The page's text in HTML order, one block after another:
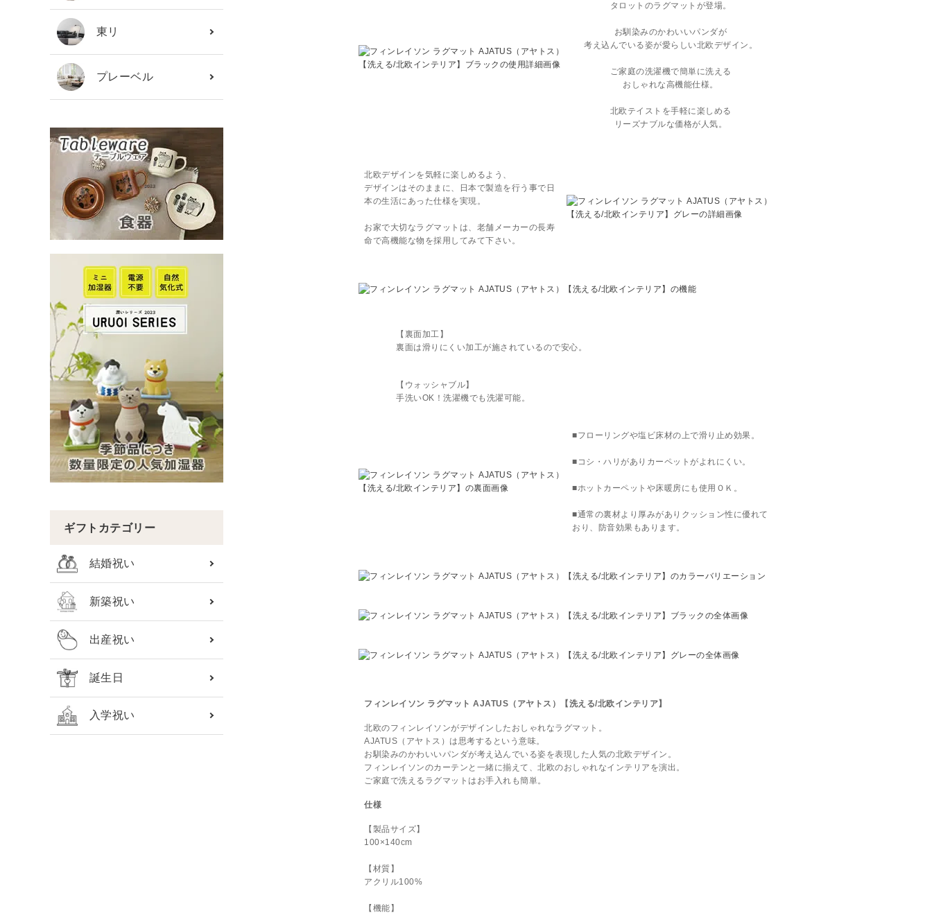
東リ
プレーベル
ギフトカテゴリー
結婚祝い
新築祝い
出産祝い
誕生日
入学祝い
タロットのラグマットが登場。
お馴染みのかわいいパンダが
考え込んでいる姿が愛らしい北欧デザイン。
ご家庭の洗濯機で簡単に洗える
おしゃれな高機能仕様。
北欧テイストを手軽に楽しめる
リーズナブルな価格が人気。
北欧デザインを気軽に楽しめるよう、
デザインはそのままに、日本で製造を行う事で日
本の生活にあった仕様を実現。
お家で大切なラグマットは、老舗メーカーの長寿
命で高機能な物を採用してみて下さい。
【裏面加工】
裏面は滑りにくい加工が施されているので安心。
【ウォッシャブル】
手洗いOK！洗濯機でも洗濯可能。
■フローリングや塩ビ床材の上で滑り止め効果。
■コシ・ハリがありカーペットがよれにくい。
■ホットカーペットや床暖房にも使用ＯＫ。
■通常の裏材より厚みがありクッション性に優れて
おり、防音効果もあります。
フィンレイソン ラグマット AJATUS（アヤトス）【洗える/北欧インテリア】
北欧のフィンレイソンがデザインしたおしゃれなラグマット。
AJATUS（アヤトス）は思考するという意味。
お馴染みのかわいいパンダが考え込んでいる姿を表現した人気の北欧デザイン。
フィンレイソンのカーテンと一緒に揃えて、北欧のおしゃれなインテリアを演出。
ご家庭で洗えるラグマットはお手入れも簡単。
仕様
【製品サイズ】
100×140cm
【材質】
アクリル100%
【機能】